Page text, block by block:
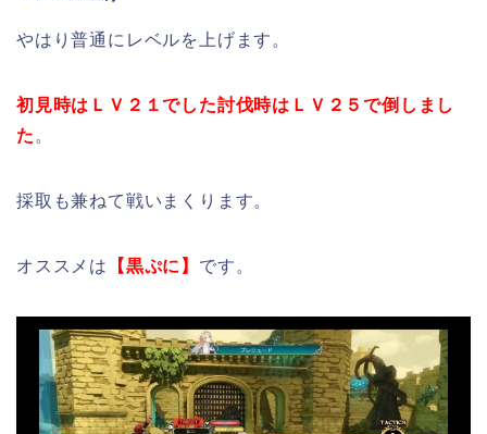
やはり普通にレベルを上げます。
初見時はＬＶ２１でした討伐時はＬＶ２５で倒しまし
た 。
採取も兼ねて戦いまくります。
オススメは 【黒ぷに】 です。